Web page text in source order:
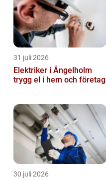
31 juli 2026
Elektriker i Ängelholm
trygg el i hem och företag
30 juli 2026